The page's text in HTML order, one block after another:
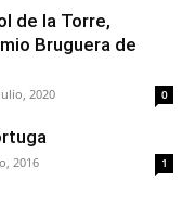
de la Torre,
Bruguera de
2020 0
2016 1